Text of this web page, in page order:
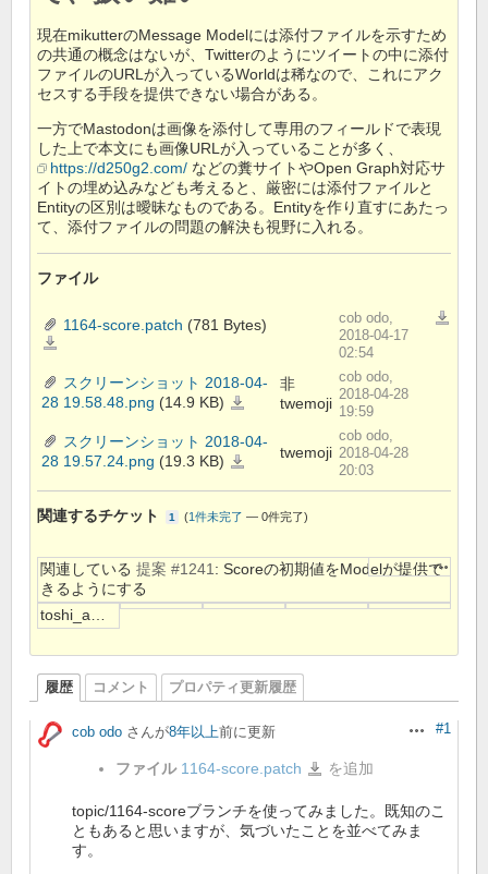
現在mikutterのMessage Modelには添付ファイルを示すため
の共通の概念はないが、Twitterのようにツイートの中に添付
ファイルのURLが入っているWorldは稀なので、これにアク
セスする手段を提供できない場合がある。
一方でMastodonは画像を添付して専用のフィールドで表現
した上で本文にも画像URLが入っていることが多く、
https://d250g2.com/ などの糞サイトやOpen Graph対応サ
イトの埋め込みなども考えると、厳密には添付ファイルと
Entityの区別は曖昧なものである。Entityを作り直すにあたっ
て、添付ファイルの問題の解決も視野に入れる。
ファイル
1164-score.patch (781 Bytes)
cob odo,
2018-04-17
02:54
スクリーンショット 2018-04-
28 19.58.48.png (14.9 KB)
ー
ン
04-
非
twemoji
cob odo,
2018-04-28
19:59
スクリーンショット 2018-04-
28 19.57.24.png (19.3 KB)
シ
ト
2018-
04-
twemoji
cob odo,
2018-04-28
20:03
関連するチケット 1 (1件未完了 — 0件完了)
関連している 提案 #1241 : Scoreの初期値をModelが提供で
きるようにする
履歴 コメント プロパティ更新履歴
操作#1
cob odo さんが8年以上前に更新
ファイル 1164-score.patch
1164-
score.patch
を追加
topic/1164-scoreブランチを使ってみました。既知のこ
ともあると思いますが、気づいたことを並べてみま
す。